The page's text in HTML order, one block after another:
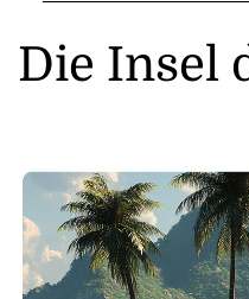
Die Insel